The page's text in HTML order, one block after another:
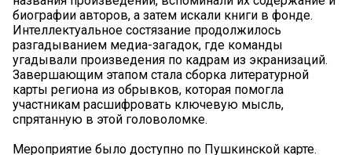
биографии авторов, а затем искали книги в фонде.
Интеллектуальное состязание продолжилось
разгадыванием медиа-загадок, где команды
угадывали произведения по кадрам из экранизаций.
Завершающим этапом стала сборка литературной
карты региона из обрывков, которая помогла
участникам расшифровать ключевую мысль,
спрятанную в этой головоломке.
Мероприятие было доступно по Пушкинской карте.